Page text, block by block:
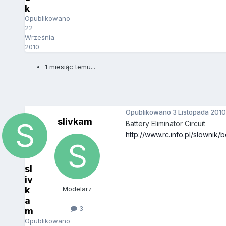
k
Opublikowano
22
Września
2010
1 miesiąc temu...
sl
iv
k
a
m
Opublikowano
slivkam
Modelarz
3
Opublikowano 3 Listopada 2010
Battery Eliminator Circuit
http://www.rc.info.pl/slownik/